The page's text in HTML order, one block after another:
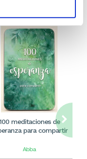
meditaciones de
para compartir
Abba